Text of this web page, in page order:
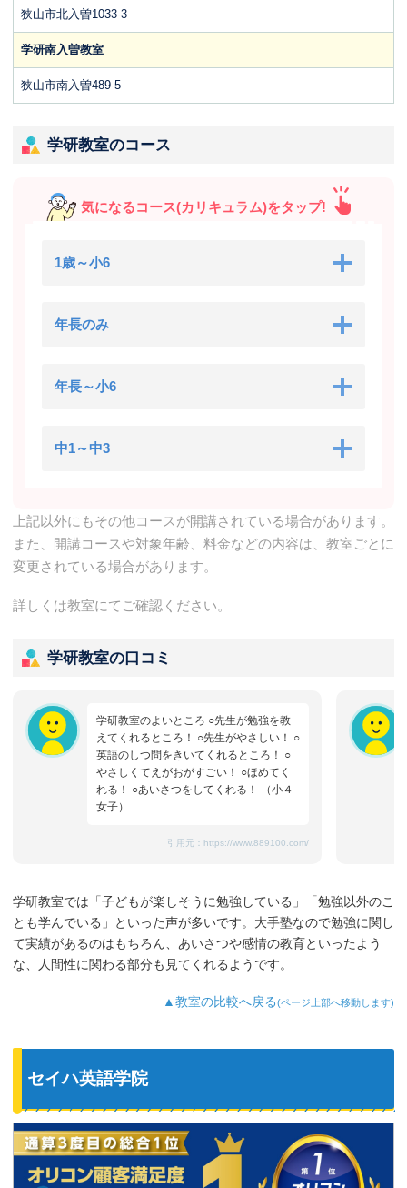
狭山市北入曽1033‐3
学研南入曽教室
狭山市南入曽489-5
学研教室のコース
気になるコース(カリキュラム)をタップ!
1歳～小6
年長のみ
年長～小6
中1～中3
上記以外にもその他コースが開講されている場合があります。
また、開講コースや対象年齢、料金などの内容は、教室ごとに
変更されている場合があります。
詳しくは教室にてご確認ください。
学研教室の口コミ
学研教室のよいところ ○先生が勉強を教
えてくれるところ！ ○先生がやさしい！ ○
英語のしつ問をきいてくれるところ！ ○
やさしくてえがおがすごい！ ○ほめてく
れる！ ○あいさつをしてくれる！ （小４
女子）
引用元： https://www.889100.com/
学研教室では「子どもが楽しそうに勉強している」「勉強以外のこ
とも学んでいる」といった声が多いです。大手塾なので勉強に関し
て実績があるのはもちろん、あいさつや感情の教育といったよう
な、人間性に関わる部分も見てくれるようです。
▲教室の比較へ戻る(ページ上部へ移動します)
セイハ英語学院